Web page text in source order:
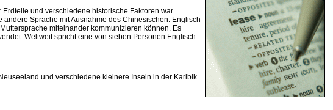
und verschiedene historische Faktoren war
Sprache mit Ausnahme des Chinesischen. Englisch
miteinander kommunizieren können. Es
Weltweit spricht eine von sieben Personen Englisch
und verschiedene kleinere Inseln in der Karibik